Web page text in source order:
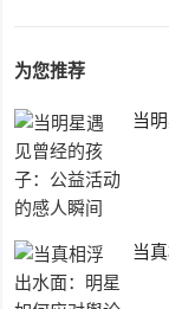
为您推荐
当
当